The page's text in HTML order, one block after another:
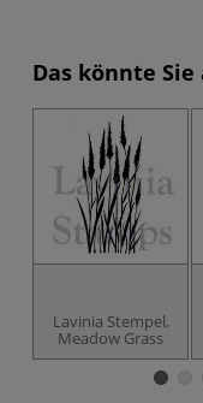
Das könnte
Lavinia Stempel,
Meadow Grass